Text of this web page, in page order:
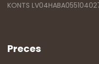
KONTS
Preces